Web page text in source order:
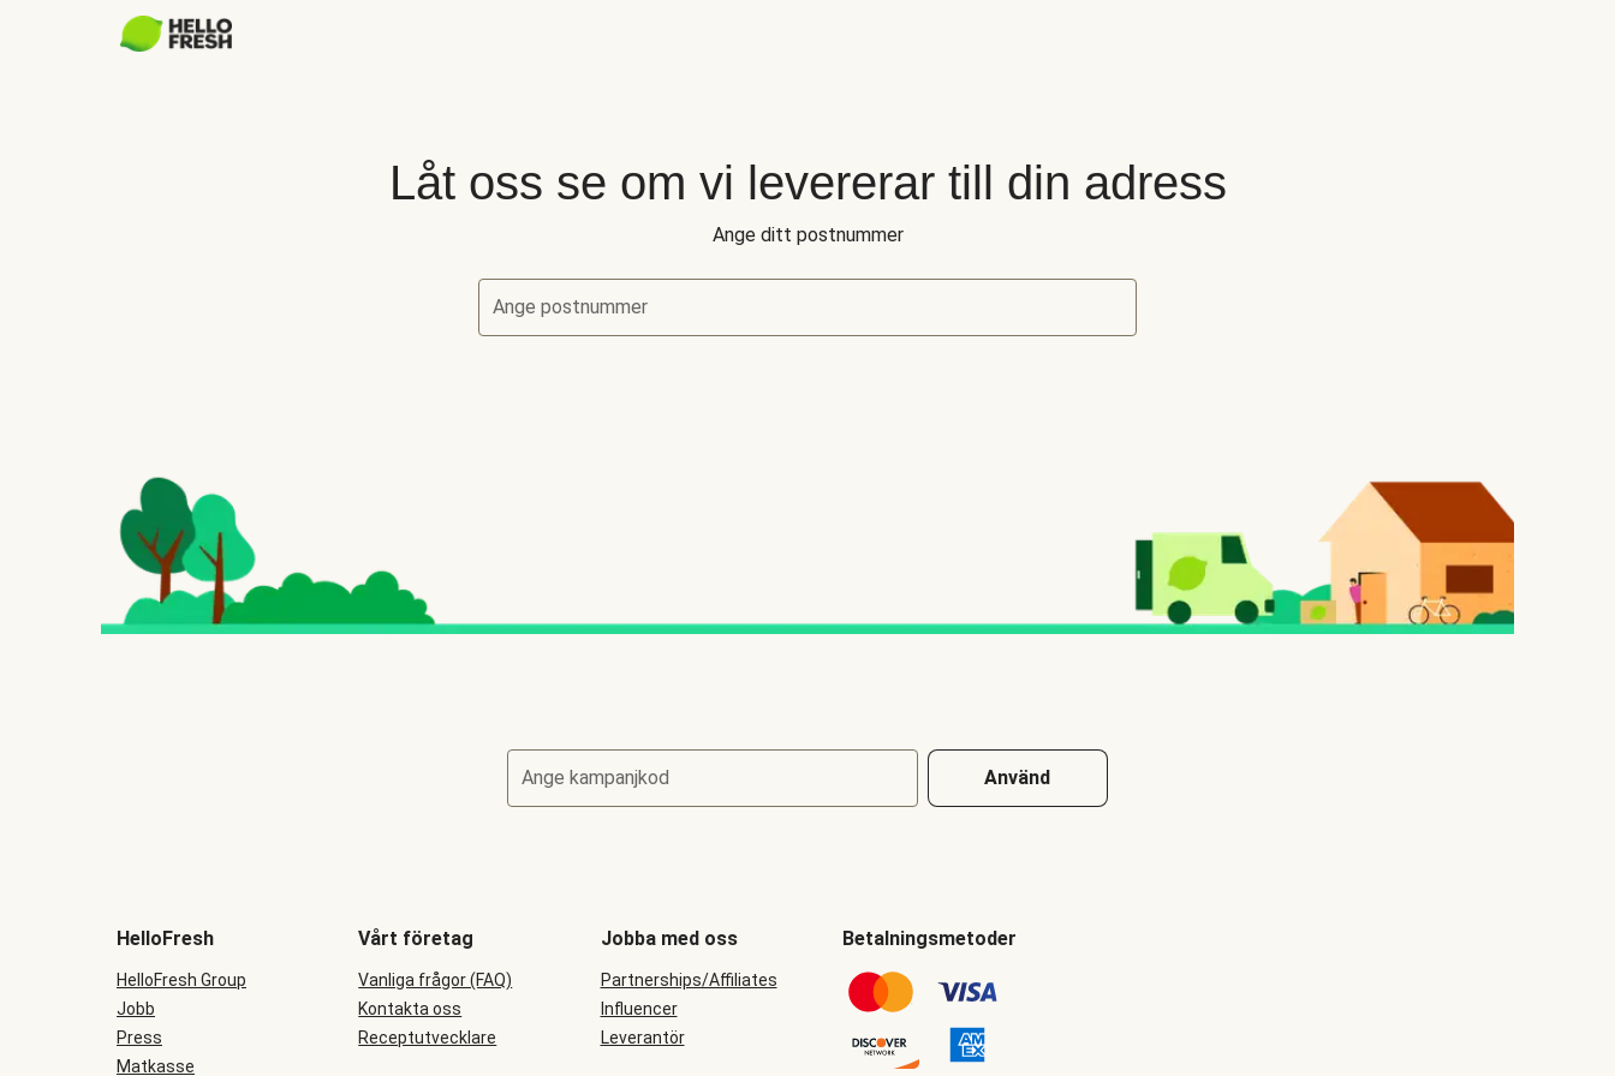
Låt oss se om vi levererar till din adress
Ange ditt postnummer
Ange postnummer
Ange kampanjkod Använd
HelloFresh
HelloFresh Group
Jobb
Press
Matkasse
Vårt företag
Vanliga frågor (FAQ)
Kontakta oss
Receptutvecklare
Jobba med oss
Partnerships/Affiliates
Influencer
Leverantör
Betalningsmetoder